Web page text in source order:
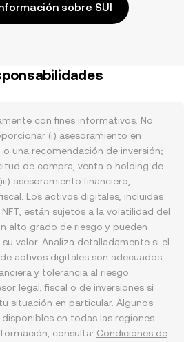
sobre SUI
con fines informativos. No
(i) asesoramiento en
una recomendación de inversión;
de compra, venta o holding de
asesoramiento financiero,
Los activos digitales, incluidas
están sujetos a la volatilidad del
alto grado de riesgo y pueden
valor. Analiza detalladamente si el
activos digitales son adecuados
y tolerancia al riesgo.
legal, fiscal o de inversiones si
situación en particular. Algunos
en todas las regiones.
consulta: Condiciones de